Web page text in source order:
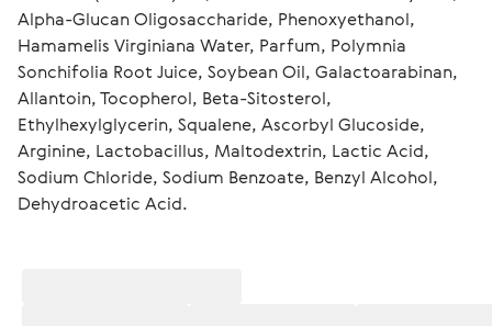
Alpha-Glucan Oligosaccharide, Phenoxyethanol,
Hamamelis Virginiana Water, Parfum, Polymnia
Sonchifolia Root Juice, Soybean Oil, Galactoarabinan,
Allantoin, Tocopherol, Beta-Sitosterol,
Ethylhexylglycerin, Squalene, Ascorbyl Glucoside,
Arginine, Lactobacillus, Maltodextrin, Lactic Acid,
Sodium Chloride, Sodium Benzoate, Benzyl Alcohol,
Dehydroacetic Acid.